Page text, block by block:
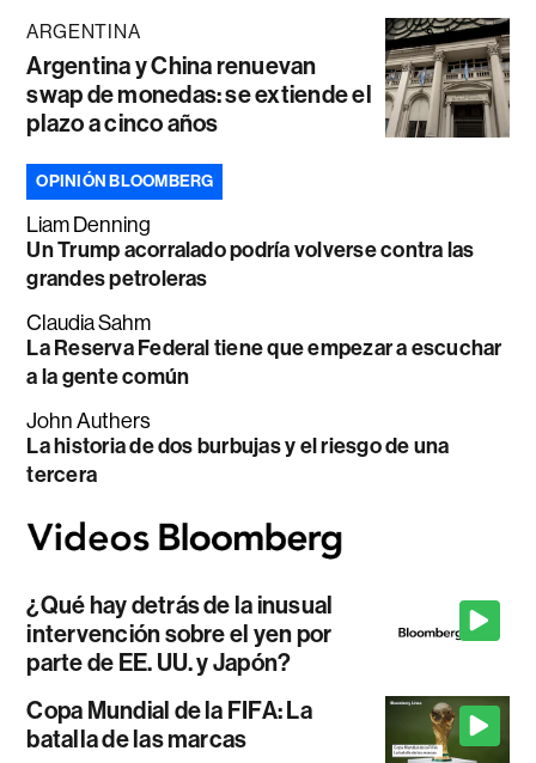
ARGENTINA
Argentina y China renuevan
swap de monedas: se extiende el
plazo a cinco años
OPINIÓN BLOOMBERG
Liam Denning
Un Trump acorralado podría volverse contra las
grandes petroleras
Claudia Sahm
La Reserva Federal tiene que empezar a escuchar
a la gente común
John Authers
La historia de dos burbujas y el riesgo de una
tercera
¿Qué hay detrás de la inusual
intervención sobre el yen por
parte de EE. UU. y Japón?
Copa Mundial de la FIFA: La
batalla de las marcas